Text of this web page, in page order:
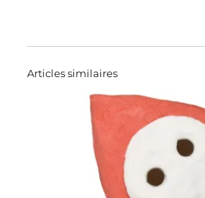
Articles similaires